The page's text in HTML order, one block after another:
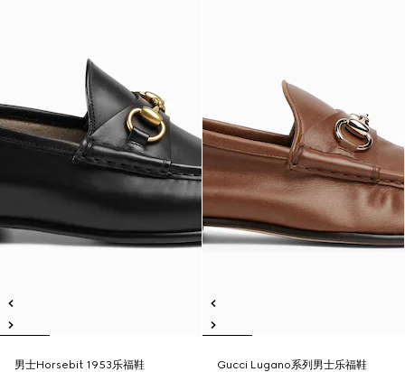
男士Horsebit 1953乐福鞋
Gucci Lugano系列男士乐福鞋